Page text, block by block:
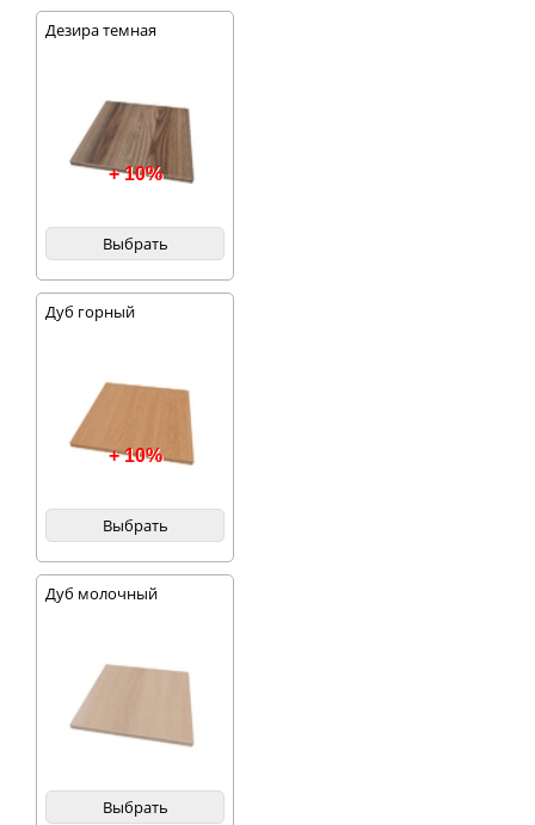
Дезира темная
+ 10%
Выбрать
Дуб горный
+ 10%
Выбрать
Дуб молочный
Выбрать